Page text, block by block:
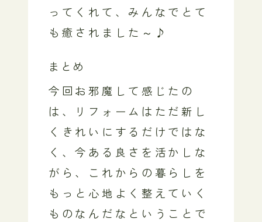
ってくれて、みんなでとて
も癒されました～♪
まとめ
今回お邪魔して感じたの
は、リフォームはただ新し
くきれいにするだけではな
く、今ある良さを活かしな
がら、これからの暮らしを
もっと心地よく整えていく
ものなんだなということで